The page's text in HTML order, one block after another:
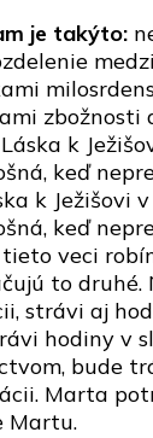
je takýto:
zbožnosti
k
keď
k Ježišovi
keď
veci
to
strávi aj
hodiny v
bude
Marta
Martu.